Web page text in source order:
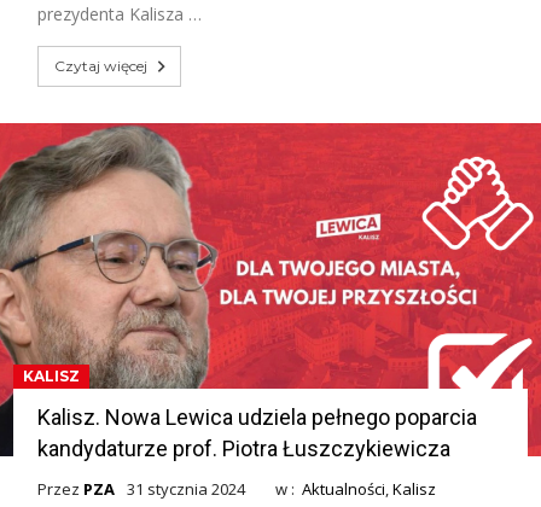
prezydenta Kalisza …
Czytaj więcej
KALISZ
Kalisz. Nowa Lewica udziela pełnego poparcia
kandydaturze prof. Piotra Łuszczykiewicza
Przez PZA 31 stycznia 2024 w :Aktualności,Kalisz